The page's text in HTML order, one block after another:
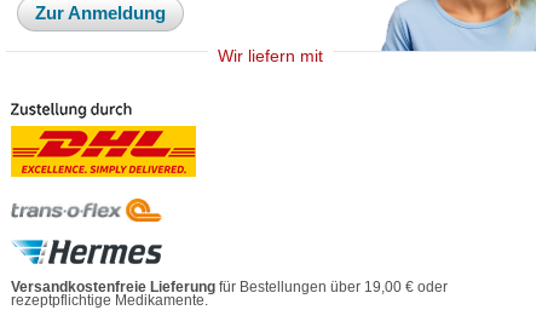
Zur Anmeldung
Wir liefern mit
Versandkostenfreie Lieferung für Bestellungen über 19,00 € oder
rezeptpflichtige Medikamente.